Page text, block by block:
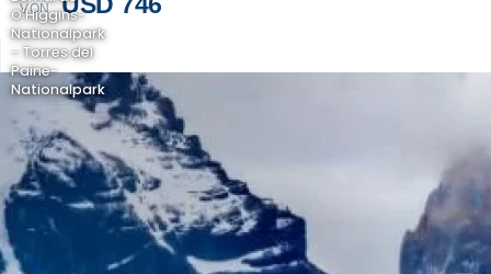
VON
O'Higgins-
Nationalpark
- Torres del
Paine-
Nationalpark